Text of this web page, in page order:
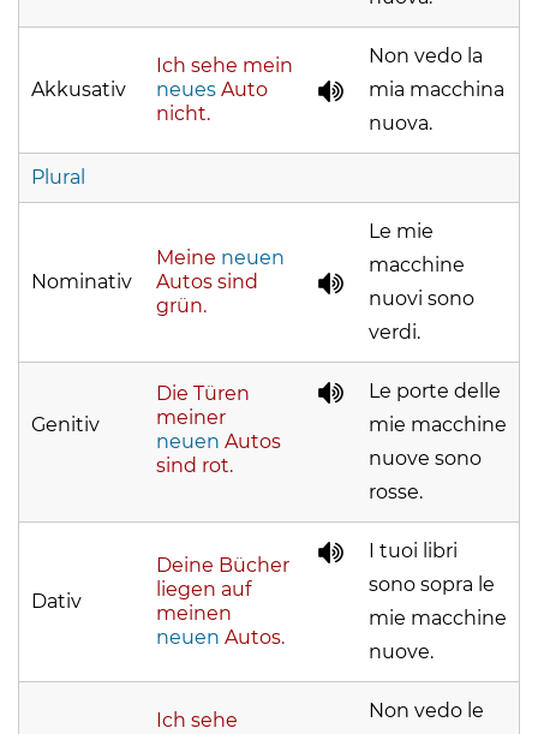
Akkusativ
Ich sehe mein
neues Auto
nicht.
Non vedo la
mia macchina
nuova.
Plural
Nominativ
Meine neuen
Autos sind
grün.
Le mie
macchine
nuovi sono
verdi.
Genitiv
Die Türen
meiner
neuen Autos
sind rot.
Le porte delle
mie macchine
nuove sono
rosse.
Dativ
Deine Bücher
liegen auf
meinen
neuen Autos.
I tuoi libri
sono sopra le
mie macchine
nuove.
Ich sehe
Non vedo le